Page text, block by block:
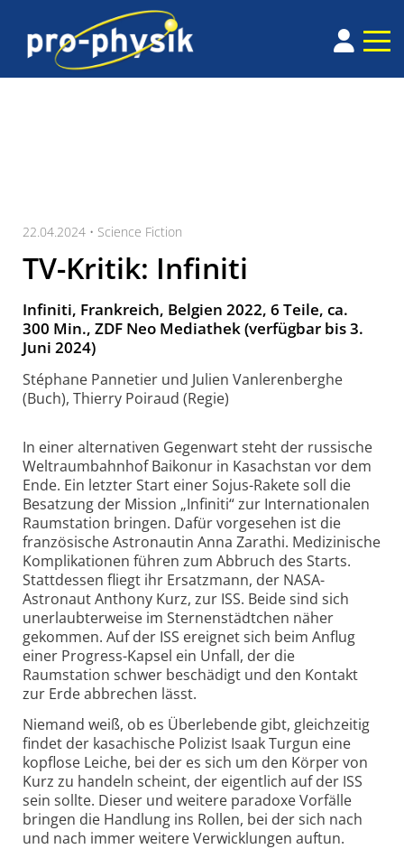
22.04.2024 • Science Fiction
TV-Kritik: Infiniti
Infiniti, Frankreich, Belgien 2022, 6 Teile, ca.
300 Min., ZDF Neo Mediathek (verfügbar bis 3.
Juni 2024)
Stéphane Pannetier und Julien Vanlerenberghe
(Buch), Thierry Poiraud (Regie)
In einer alternativen Gegenwart steht der russische
Weltraumbahnhof Baikonur in Kasachstan vor dem
Ende. Ein letzter Start einer Sojus-Rakete soll die
Besatzung der Mission „Infiniti“ zur Internationalen
Raumstation bringen. Dafür vorgesehen ist die
französische Astronautin Anna Zarathi. Medizinische
Komplikationen führen zum Abbruch des Starts.
Stattdessen fliegt ihr Ersatzmann, der NASA-
Astronaut Anthony Kurz, zur ISS. Beide sind sich
unerlaubterweise im Sternenstädtchen näher
gekommen. Auf der ISS ereignet sich beim Anflug
einer Progress-Kapsel ein Unfall, der die
Raumstation schwer beschädigt und den Kontakt
zur Erde abbrechen lässt.
Niemand weiß, ob es Überlebende gibt, gleichzeitig
findet der kasachische Polizist Isaak Turgun eine
kopflose Leiche, bei der es sich um den Körper von
Kurz zu handeln scheint, der eigentlich auf der ISS
sein sollte. Dieser und weitere paradoxe Vorfälle
bringen die Handlung ins Rollen, bei der sich nach
und nach immer weitere Verwicklungen auftun.